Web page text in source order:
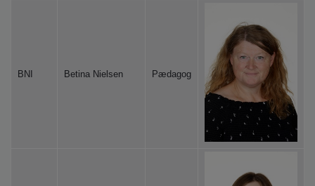
BNI Betina Nielsen Pædagog